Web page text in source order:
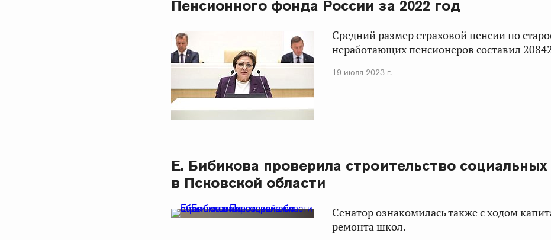
Пенсионного фонда России за 2022 год
Средний размер страховой пенсии по
неработающих пенсионеров составил
19 июля 2023 г.
Е. Бибикова проверила строительство
в Псковской области
Сенатор ознакомилась также с ходом
ремонта школ.